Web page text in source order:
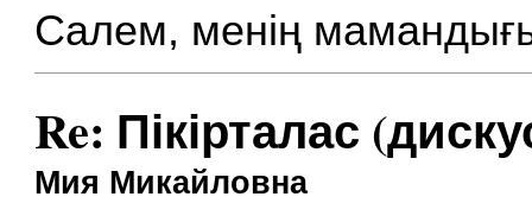
Салем, менің
Re: Пікірталас
Мия Микайловна